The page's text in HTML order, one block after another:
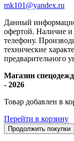
mk101@yandex.ru
Данный
офертой. Наличие и
телефону.
технические
предварительного
Магазин
- 2026
Товар добавлен в
Перейти в корзину
Продолжить покупки